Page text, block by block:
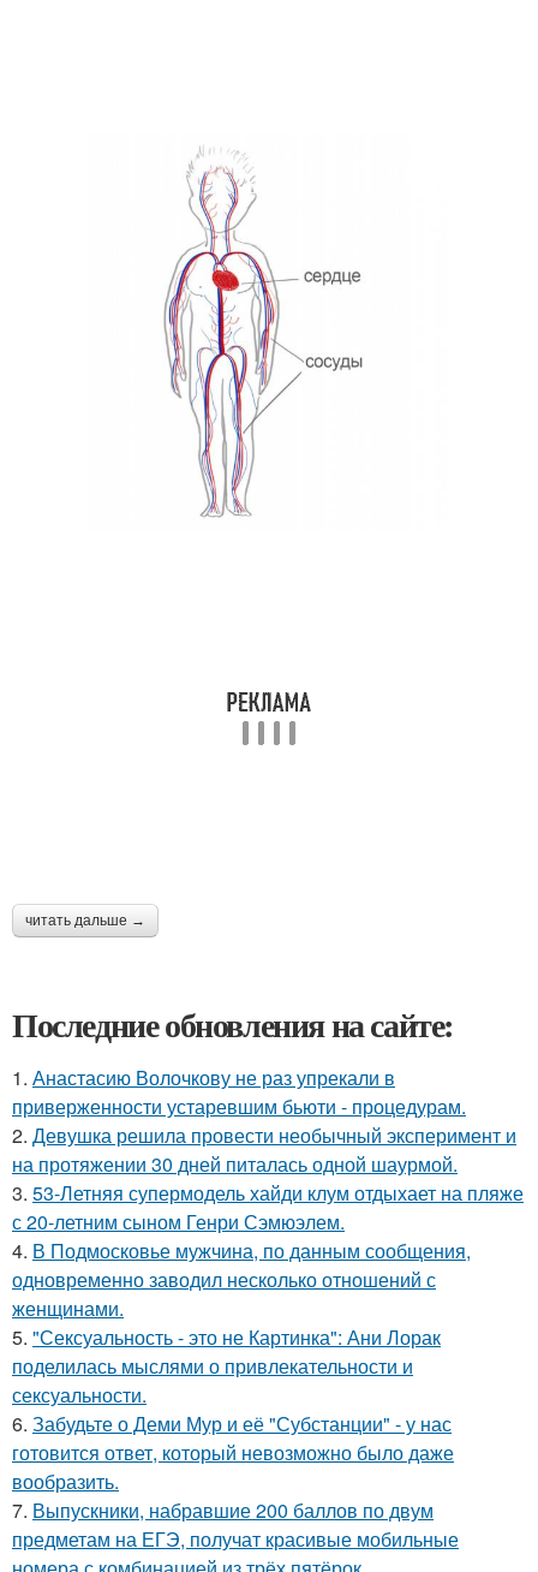
читать дальше →
Последние обновления на сайте:
1. Анастасию Волочкову не раз упрекали в
приверженности устаревшим бьюти - процедурам.
2. Девушка решила провести необычный эксперимент и
на протяжении 30 дней питалась одной шаурмой.
3. 53-Летняя супермодель хайди клум отдыхает на пляже
с 20-летним сыном Генри Сэмюэлем.
4. В Подмосковье мужчина, по данным сообщения,
одновременно заводил несколько отношений с
женщинами.
5. "Сексуальность - это не Картинка": Ани Лорак
поделилась мыслями о привлекательности и
сексуальности.
6. Забудьте о Деми Мур и её "Субстанции" - у нас
готовится ответ, который невозможно было даже
вообразить.
7. Выпускники, набравшие 200 баллов по двум
предметам на ЕГЭ, получат красивые мобильные